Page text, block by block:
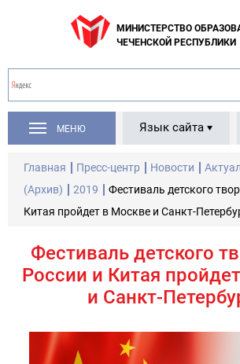
МИНИСТЕРСТВО
ЧЕЧЕНСКОЙ РЕСПУБЛИКИ
МЕНЮ Язык сайта
Главная Пресс-центр Новости
(Архив)
2019
Фестиваль детского
Китая пройдет в Москве и Санкт-
Фестиваль детского
России и Китая
и Санкт-